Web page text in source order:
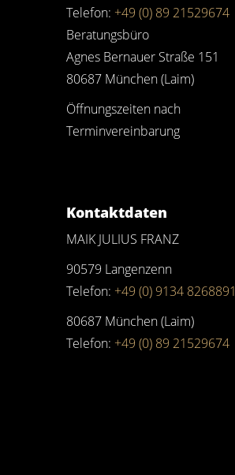
Telefon: +49 (0) 89 21529674
Beratungsbüro
Agnes Bernauer Straße 151
80687 München (Laim)
Öffnungszeiten nach
Terminvereinbarung
Kontaktdaten
MAIK JULIUS FRANZ
90579 Langenzenn
Telefon: +49 (0) 9134 8268891
80687 München (Laim)
Telefon: +49 (0) 89 21529674